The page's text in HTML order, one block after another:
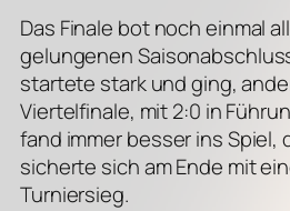
Das Finale bot noch einmal
gelungenen
startete stark und ging,
Viertelfinale, mit 2:0 in
fand immer besser ins Spiel,
sicherte sich am Ende mit
Turniersieg.